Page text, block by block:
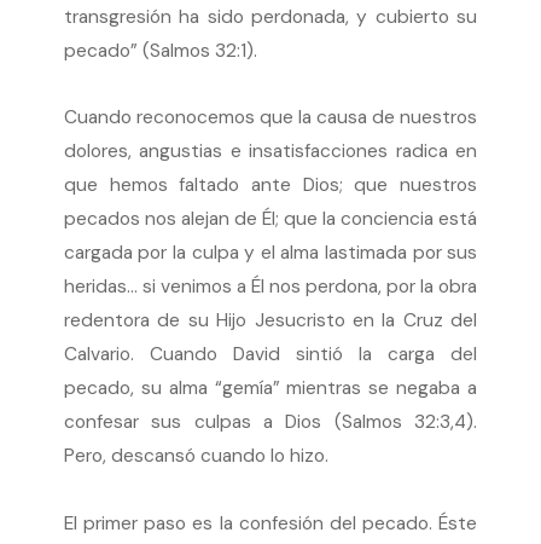
transgresión ha sido perdonada, y cubierto su
pecado” (Salmos 32:1).
Cuando reconocemos que la causa de nuestros
dolores, angustias e insatisfacciones radica en
que hemos faltado ante Dios; que nuestros
pecados nos alejan de Él; que la conciencia está
cargada por la culpa y el alma lastimada por sus
heridas… si venimos a Él nos perdona, por la obra
redentora de su Hijo Jesucristo en la Cruz del
Calvario. Cuando David sintió la carga del
pecado, su alma “gemía” mientras se negaba a
confesar sus culpas a Dios (Salmos 32:3,4).
Pero, descansó cuando lo hizo.
El primer paso es la confesión del pecado. Éste